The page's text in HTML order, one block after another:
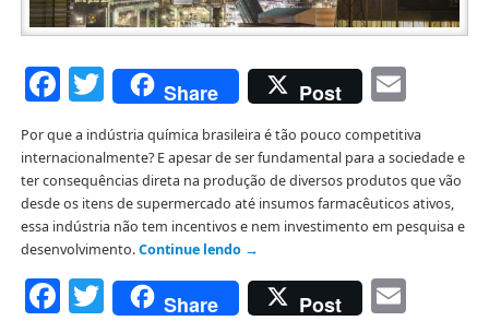
Facebook
Twitter
Share Post
Por que a indústria química brasileira é tão pouco competitiva
internacionalmente? E apesar de ser fundamental para a sociedade e
ter consequências direta na produção de diversos produtos que vão
desde os itens de supermercado até insumos farmacêuticos ativos,
essa indústria não tem incentivos e nem investimento em pesquisa e
desenvolvimento.Continue lendo →
Facebook
Twitter
Share Post